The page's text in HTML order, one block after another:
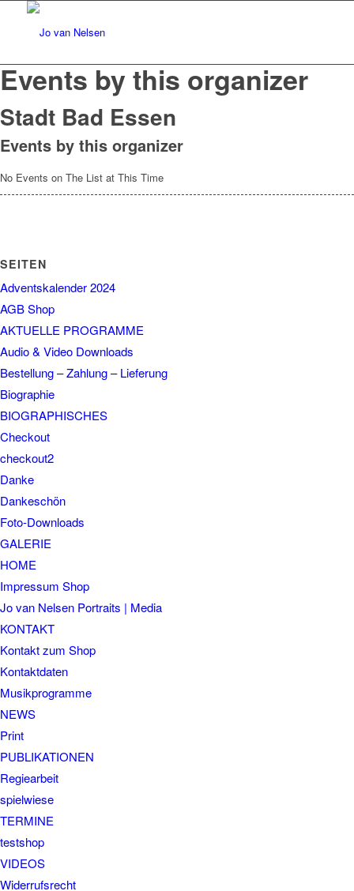
Events by this organizer
Stadt Bad Essen
Events by this organizer
No Events on The List at This Time
SEITEN
Adventskalender 2024
AGB Shop
AKTUELLE PROGRAMME
Audio & Video Downloads
Bestellung – Zahlung – Lieferung
Biographie
BIOGRAPHISCHES
Checkout
checkout2
Danke
Dankeschön
Foto-Downloads
GALERIE
HOME
Impressum Shop
Jo van Nelsen Portraits | Media
KONTAKT
Kontakt zum Shop
Kontaktdaten
Musikprogramme
NEWS
Print
PUBLIKATIONEN
Regiearbeit
spielwiese
TERMINE
testshop
VIDEOS
Widerrufsrecht